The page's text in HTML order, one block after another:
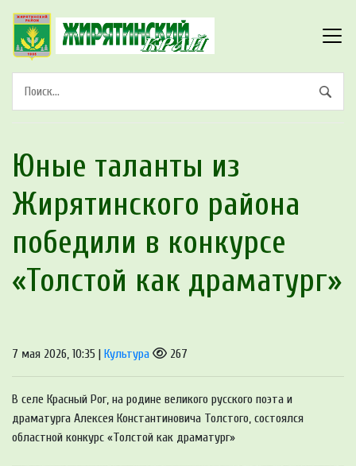
Юные таланты из
Жирятинского района
победили в конкурсе
«Толстой как драматург»
7 мая 2026, 10:35 | Культура 267
В селе Красный Рог, на родине великого русского поэта и
драматурга Алексея Константиновича Толстого, состоялся
областной конкурс «Толстой как драматург»